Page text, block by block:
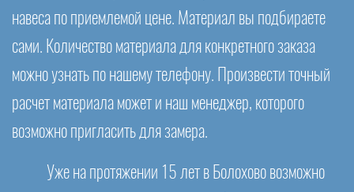
навеса по приемлемой цене. Материал вы подбираете
сами. Количество материала для конкретного заказа
можно узнать по нашему телефону. Произвести точный
расчет материала может и наш менеджер, которого
возможно пригласить для замера.
Уже на протяжении 15 лет в Болохово возможно